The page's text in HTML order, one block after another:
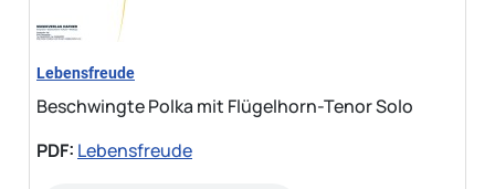
Lebensfreude
Beschwingte Polka mit Flügelhorn-Tenor Solo
PDF: Lebensfreude